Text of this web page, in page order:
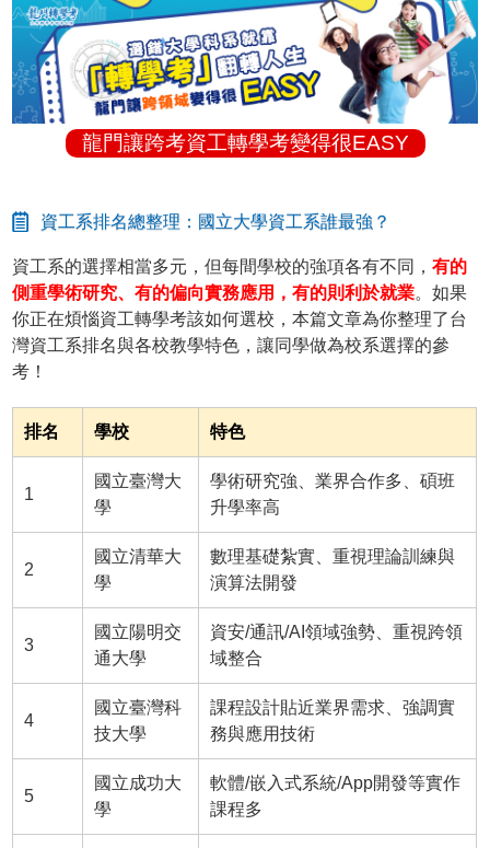
龍門讓跨考資工轉學考變得很EASY
資工系排名總整理：國立大學資工系誰最強？
資工系的選擇相當多元，但每間學校的強項各有不同，有的
側重學術研究、有的偏向實務應用，有的則利於就業。如果
你正在煩惱資工轉學考該如何選校，本篇文章為你整理了台
灣資工系排名與各校教學特色，讓同學做為校系選擇的參
考！
排名 學校 特色
1
國立臺灣大
學
學術研究強、業界合作多、碩班
升學率高
2
國立清華大
學
數理基礎紮實、重視理論訓練與
演算法開發
3
國立陽明交
通大學
資安/通訊/AI領域強勢、重視跨領
域整合
4
國立臺灣科
技大學
課程設計貼近業界需求、強調實
務與應用技術
5
國立成功大
學
軟體/嵌入式系統/App開發等實作
課程多